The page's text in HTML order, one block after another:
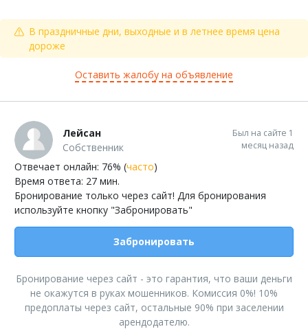
В праздничные дни, выходные и в летнее время цена
дороже
Оставить жалобу на объявление
Лейсан
Собственник
Был на сайте 1
месяц назад
Отвечает онлайн: 76% (часто)
Время ответа: 27 мин.
Бронирование только через сайт! Для бронирования
используйте кнопку "Забронировать"
Забронировать
Бронирование через сайт - это гарантия, что ваши деньги
не окажутся в руках мошенников. Комиссия 0%! 10%
предоплаты через сайт, остальные 90% при заселении
арендодателю.